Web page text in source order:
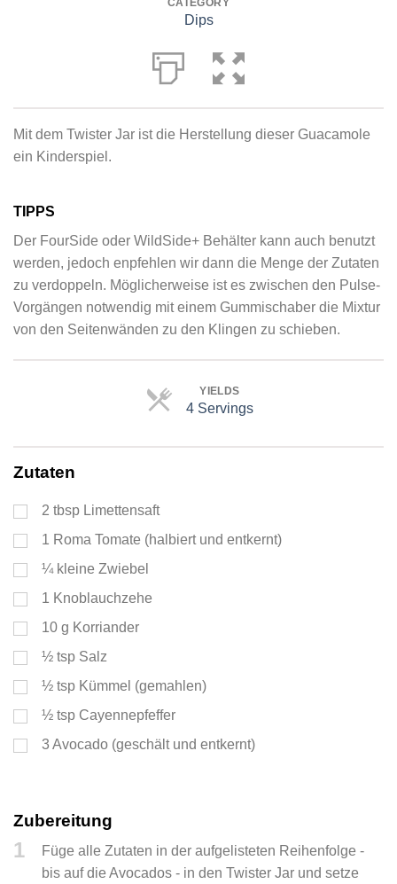
CATEGORY
Dips
Mit dem Twister Jar ist die Herstellung dieser Guacamole
ein Kinderspiel.
TIPPS
Der FourSide oder WildSide+ Behälter kann auch benutzt
werden, jedoch enpfehlen wir dann die Menge der Zutaten
zu verdoppeln. Möglicherweise ist es zwischen den Pulse-
Vorgängen notwendig mit einem Gummischaber die Mixtur
von den Seitenwänden zu den Klingen zu schieben.
YIELDS
4 Servings
Zutaten
2 tbsp Limettensaft
1 Roma Tomate (halbiert und entkernt)
¼ kleine Zwiebel
1 Knoblauchzehe
10 g Korriander
½ tsp Salz
½ tsp Kümmel (gemahlen)
½ tsp Cayennepfeffer
3 Avocado (geschält und entkernt)
Zubereitung
1
Füge alle Zutaten in der aufgelisteten Reihenfolge -
bis auf die Avocados - in den Twister Jar und setze